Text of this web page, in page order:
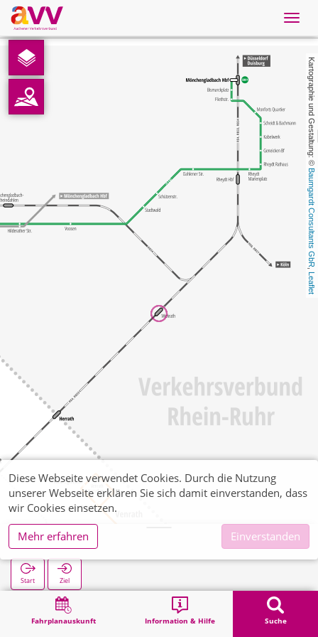
Deutsch
Downloads
Impressum
Kartographie und Gestaltung: ©
Baumgardt Consultants GbR
,
Leaflet
Fahrplanauskunft Information & Hilfe Suche
Wickrath Bf
Start Ziel
Wickrath Bf
Diese Webseite verwendet Cookies. Durch die Nutzung
unserer Webseite erklären Sie sich damit einverstanden, dass
wir Cookies einsetzen.
Mehr erfahren
Einverstanden